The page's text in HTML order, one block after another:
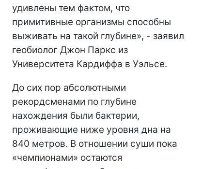
удивлены тем фактом, что
примитивные организмы способны
выживать на такой глубине», - заявил
геобиолог Джон Паркс из
Университета Кардиффа в Уэльсе.
До сих пор абсолютными
рекордсменами по глубине
нахождения были бактерии,
проживающие ниже уровня дна на
840 метров. В отношении суши пока
«чемпионами» остаются